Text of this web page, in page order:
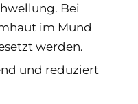
Bei
im Mund
werden.
und reduziert